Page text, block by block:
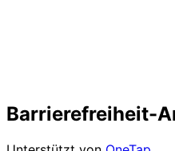
Barrierefreiheit-